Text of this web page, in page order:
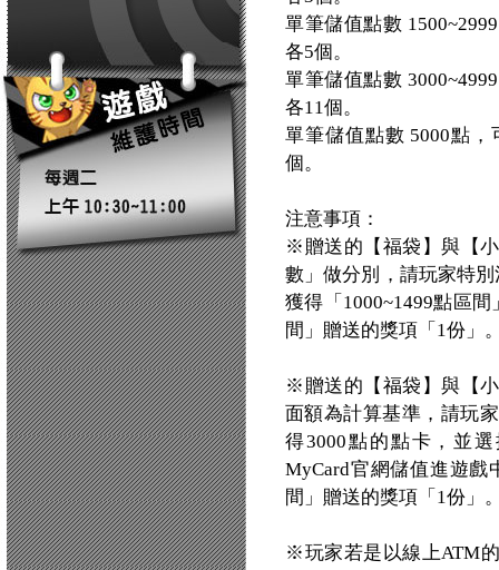
單筆儲值點數
各5個。
單筆儲值點數
各11個。
單筆儲值點數 5000點
個。
注意事項：
※贈送的【福袋】與【
數」做分別，請玩家特
獲得「1000~1499點區
間」贈送的獎項「1份」
※贈送的【福袋】與【
面額為計算基準，請玩
得3000點的點卡，並
MyCard官網儲值進遊戲
間」贈送的獎項「1份」
※玩家若是以線上ATM